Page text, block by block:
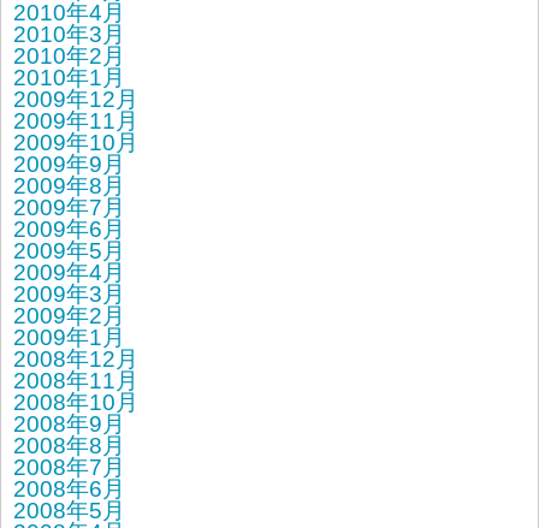
2010年4月
2010年3月
2010年2月
2010年1月
2009年12月
2009年11月
2009年10月
2009年9月
2009年8月
2009年7月
2009年6月
2009年5月
2009年4月
2009年3月
2009年2月
2009年1月
2008年12月
2008年11月
2008年10月
2008年9月
2008年8月
2008年7月
2008年6月
2008年5月